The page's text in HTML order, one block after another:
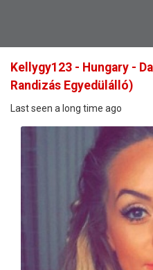
Kellygy123 - Hungary -
Randizás Egyedülálló)
Last seen a long time ago